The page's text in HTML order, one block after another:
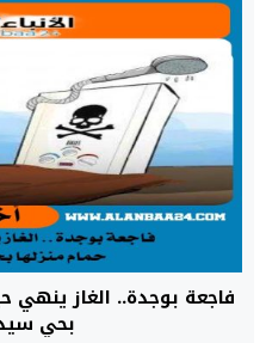
فاجعة بوجدة.. الغاز ينهي
بحي